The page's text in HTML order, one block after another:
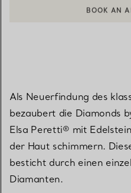
EINEN KUNDENBERATER
Als Neuerfindung des
bezaubert die Diamonds
Elsa Peretti® mit
der Haut schimmern.
besticht durch einen
Diamanten.